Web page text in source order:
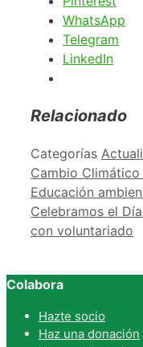
WhatsApp
Telegram
LinkedIn
Relacionado
Categorías
Cambio Climático
Educación
Celebramos el
con voluntariado
Colabora
Hazte socio
Haz una donación